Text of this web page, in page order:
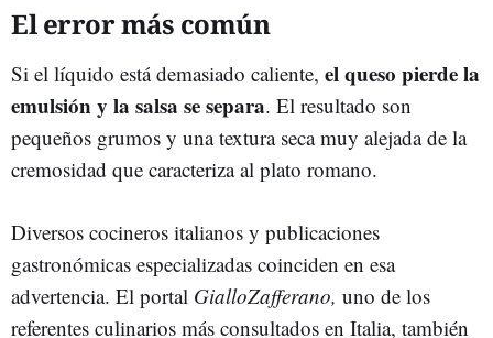
El error más común
Si el líquido está demasiado caliente, el queso pierde la
emulsión y la salsa se separa. El resultado son
pequeños grumos y una textura seca muy alejada de la
cremosidad que caracteriza al plato romano.
Diversos cocineros italianos y publicaciones
gastronómicas especializadas coinciden en esa
advertencia. El portal GialloZafferano, uno de los
referentes culinarios más consultados en Italia, también